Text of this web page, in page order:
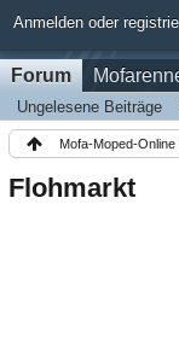
Anmelden oder
Forum
Ungelesene Beiträge
Mofa-Moped-
Flohmarkt